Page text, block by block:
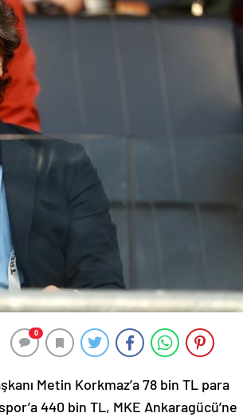
0
Metin Korkmaz’a 78 bin TL para
440 bin TL, MKE Ankaragücü’ne